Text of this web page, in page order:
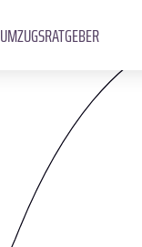
UMZUGSRATGEBER